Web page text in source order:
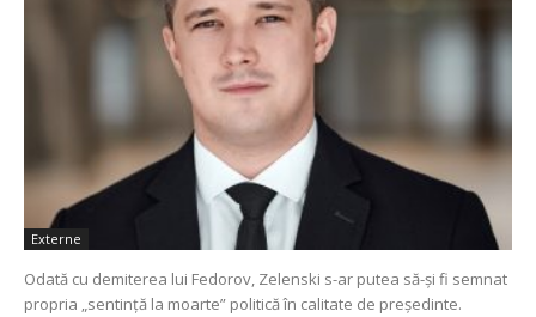
Externe
Odată cu demiterea lui Fedorov, Zelenski s-ar putea să-și fi semnat
propria „sentință la moarte” politică în calitate de președinte.